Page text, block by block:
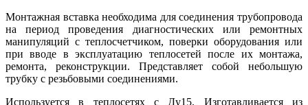
Монтажная вставка необходима для соединения трубопровода
на период проведения диагностических или ремонтных
манипуляций с теплосчетчиком, поверки оборудования или
при вводе в эксплуатацию теплосетей после их монтажа,
ремонта, реконструкции. Представляет собой небольшую
трубку с резьбовыми соединениями.
Используется в теплосетях с Ду15. Изготавливается из